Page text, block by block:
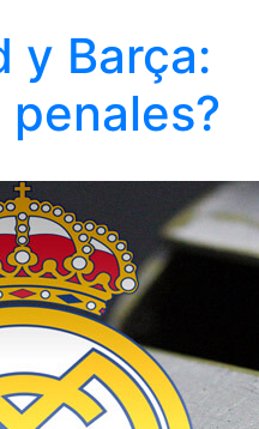
y Barça:
penales?